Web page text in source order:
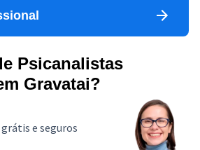
Psicanalistas
Gravatai?
e seguros